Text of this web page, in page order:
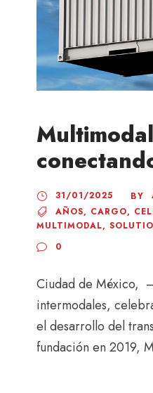
31/01/2025 BY
AÑOS, CARGO,
MULTIMODAL,
0
Ciudad de México,
intermodales,
el desarrollo del
fundación en 2019,